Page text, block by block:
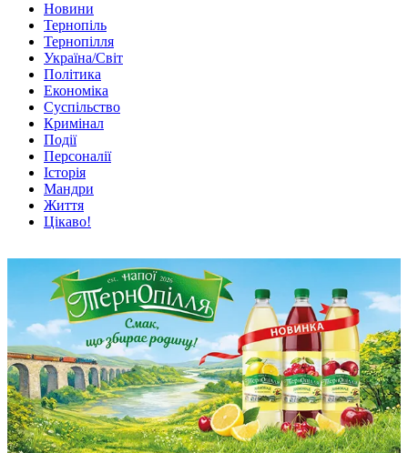
Новини
Тернопіль
Тернопілля
Україна/Світ
Політика
Економіка
Суспільство
Кримінал
Події
Персоналії
Історія
Мандри
Життя
Цікаво!